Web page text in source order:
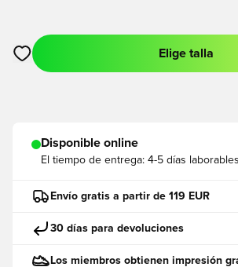
Abre un modal para iniciar sesión o
Elige talla
Disponible online
El tiempo de entrega: 4-5 días laborables
Envío gratis a partir de 119 EUR
30 días para devoluciones
Los miembros obtienen impresión